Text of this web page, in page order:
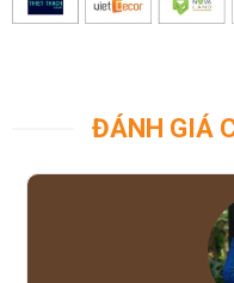
ĐÁNH GIÁ